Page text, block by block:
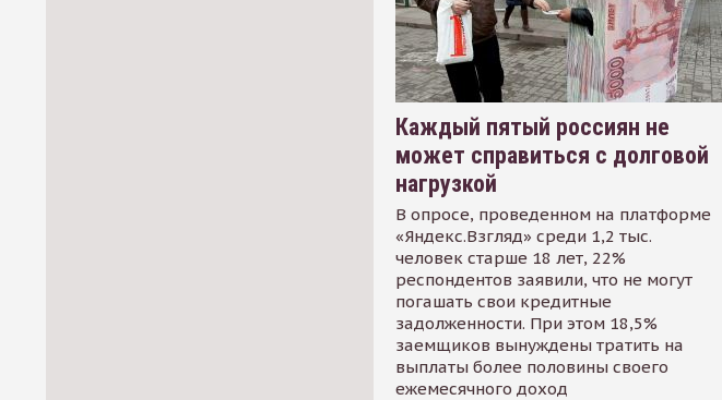
Каждый пятый россиян не
может справиться с долговой
нагрузкой
В опросе, проведенном на платформе
«Яндекс.Взгляд» среди 1,2 тыс.
человек старше 18 лет, 22%
респондентов заявили, что не могут
погашать свои кредитные
задолженности. При этом 18,5%
заемщиков вынуждены тратить на
выплаты более половины своего
ежемесячного доход